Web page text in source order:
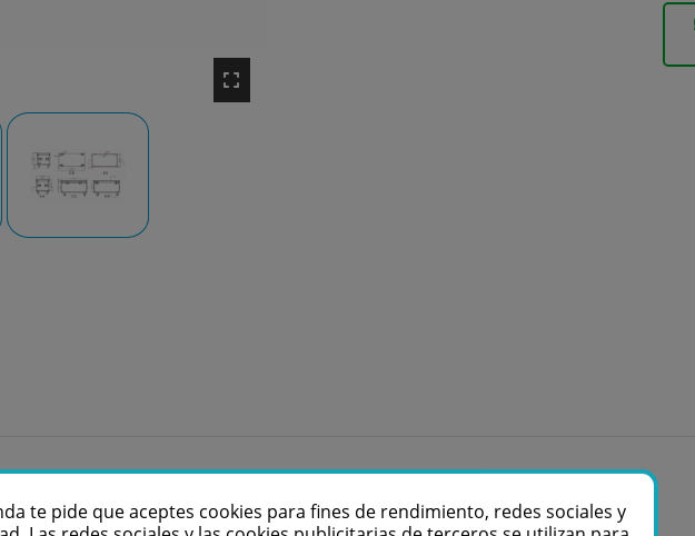
te pide que aceptes cookies para fines de rendimiento, redes sociales y